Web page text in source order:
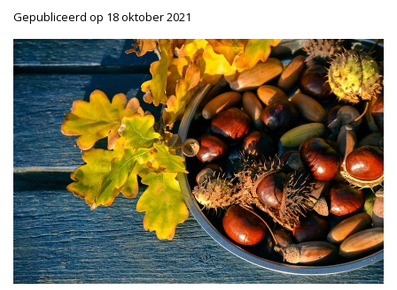
Gepubliceerd op 18 oktober 2021